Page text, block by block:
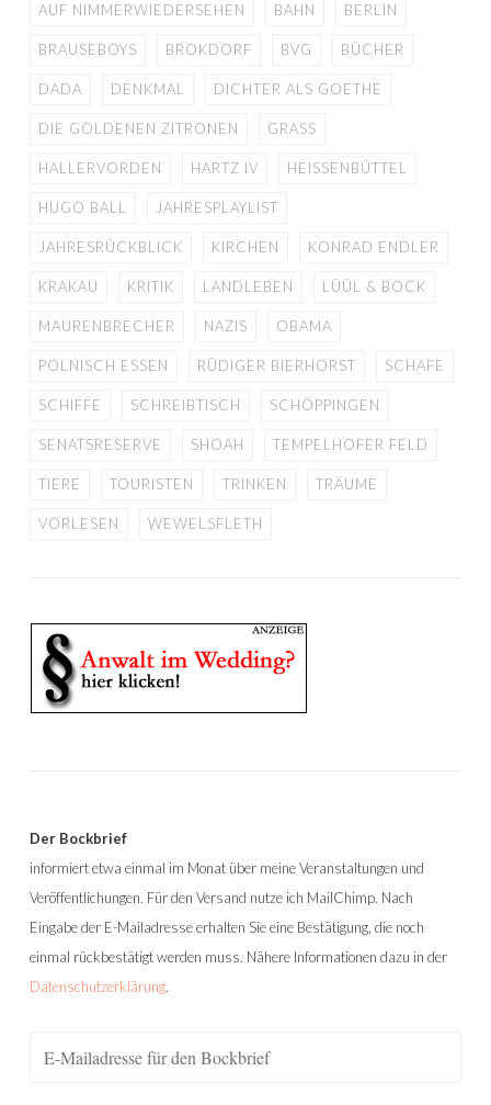
AUF NIMMERWIEDERSEHEN BAHN BERLIN
BRAUSEBOYS BROKDORF BVG BÜCHER
DADA DENKMAL DICHTER ALS GOETHE
DIE GOLDENEN ZITRONEN GRASS
HALLERVORDEN HARTZ IV HEISSENBÜTTEL
HUGO BALL JAHRESPLAYLIST
JAHRESRÜCKBLICK KIRCHEN KONRAD ENDLER
KRAKAU KRITIK LANDLEBEN LÜÜL & BOCK
MAURENBRECHER NAZIS OBAMA
POLNISCH ESSEN RÜDIGER BIERHORST SCHAFE
SCHIFFE SCHREIBTISCH SCHÖPPINGEN
SENATSRESERVE SHOAH TEMPELHOFER FELD
TIERE TOURISTEN TRINKEN TRÄUME
VORLESEN WEWELSFLETH
Der Bockbrief
informiert etwa einmal im Monat über meine Veranstaltungen und
Veröffentlichungen. Für den Versand nutze ich MailChimp. Nach
Eingabe der E-Mailadresse erhalten Sie eine Bestätigung, die noch
einmal rückbestätigt werden muss. Nähere Informationen dazu in der
Datenschutzerklärung.